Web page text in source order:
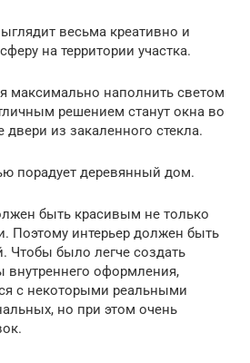
весьма креативно и
на территории участка.
максимально наполнить светом
решением станут окна во
из закаленного стекла.
порадует деревянный дом.
быть красивым не только
Поэтому интерьер должен быть
Чтобы было легче создать
внутреннего оформления,
с некоторыми реальными
но при этом очень